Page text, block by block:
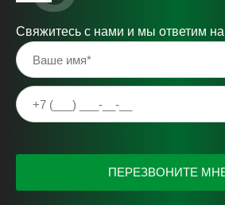
Свяжитесь с нами и мы ответим на
ПЕРЕЗВОНИТЕ